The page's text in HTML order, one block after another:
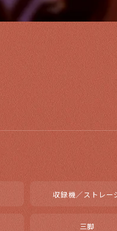
収録機／ストレー
三脚